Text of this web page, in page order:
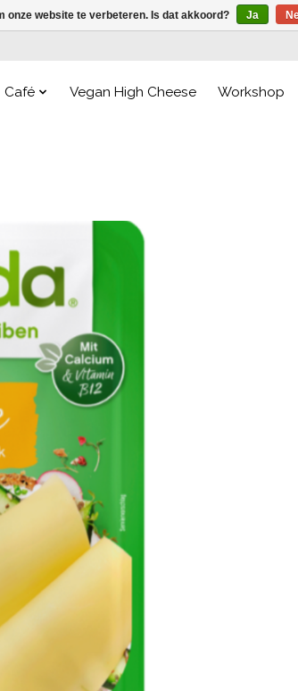
Café Vegan High Cheese Workshop
onze website te verbeteren. Is dat akkoord? Ja